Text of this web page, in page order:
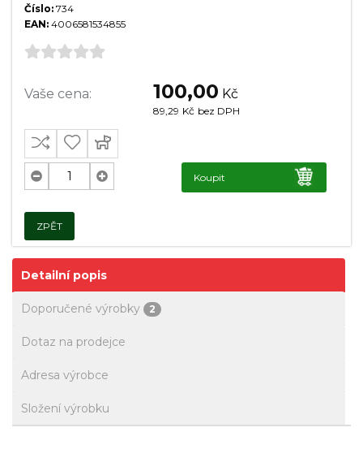
Číslo: 734
EAN: 4006581534855
Vaše cena: 100,00 Kč
89,29 Kč bez DPH
Koupit
ZPĚT
Detailní popis
Doporučené výrobky 2
Dotaz na prodejce
Adresa výrobce
Složení výrobku